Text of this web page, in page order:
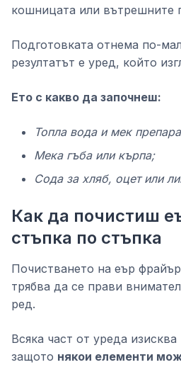
кошницата или вътрешните
Подготовката отнема по-
резултатът е уред, който
Ето с какво да започнеш:
Топла вода и мек
Мека гъба или кърпа;
Сода за хляб, оцет или
Как да почистиш
стъпка по стъпка
Почистването на еър
трябва да се прави
ред.
Всяка част от уреда
защото някои елементи